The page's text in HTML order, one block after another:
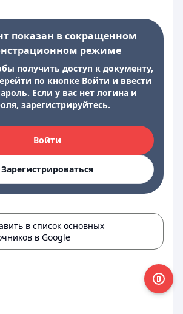
показан в сокращенном
режиме
получить доступ к документу,
по кнопке Войти и ввести
Если у вас нет логина и
зарегистрируйтесь.
Войти
Зарегистрироваться
в список основных
в Google